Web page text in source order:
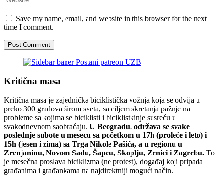
Save my name, email, and website in this browser for the next
time I comment.
Kritična masa
Kritična masa je zajednička biciklistička vožnja koja se odvija u
preko 300 gradova širom sveta, sa ciljem skretanja pažnje na
probleme sa kojima se biciklisti i biciklistkinje susreću u
svakodnevnom saobraćaju. U Beogradu, održava se svake
poslednje subote u mesecu sa početkom u 17h (proleće i leto) i
15h (jesen i zima) sa Trga Nikole Pašića, a u regionu u
Zrenjaninu, Novom Sadu, Šapcu, Skoplju, Zenici i Zagrebu. To
je mesečna proslava biciklizma (ne protest), događaj koji pripada
građanima i građankama na najdirektniji mogući način.